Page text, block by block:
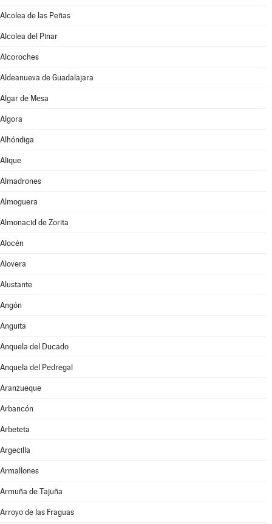
Alcolea de las Peñas
Alcolea del Pinar
Alcoroches
Aldeanueva de Guadalajara
Algar de Mesa
Algora
Alhóndiga
Alique
Almadrones
Almoguera
Almonacid de Zorita
Alocén
Alovera
Alustante
Angón
Anguita
Anquela del Ducado
Anquela del Pedregal
Aranzueque
Arbancón
Arbeteta
Argecilla
Armallones
Armuña de Tajuña
Arroyo de las Fraguas